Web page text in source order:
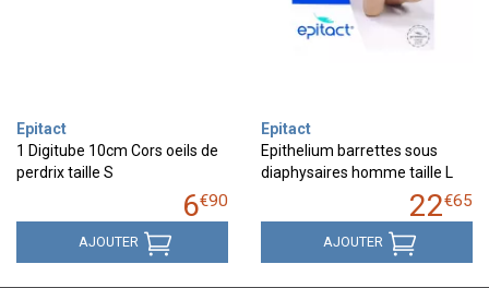
Epitact
1 Digitube 10cm Cors oeils de
perdrix taille S
6€90
AJOUTER
Epitact
Epithelium barrettes sous
diaphysaires homme taille L
22€65
AJOUTER